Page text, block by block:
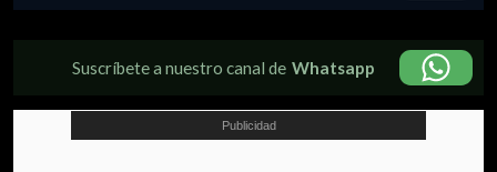
Suscríbete a nuestro canal de Whatsapp